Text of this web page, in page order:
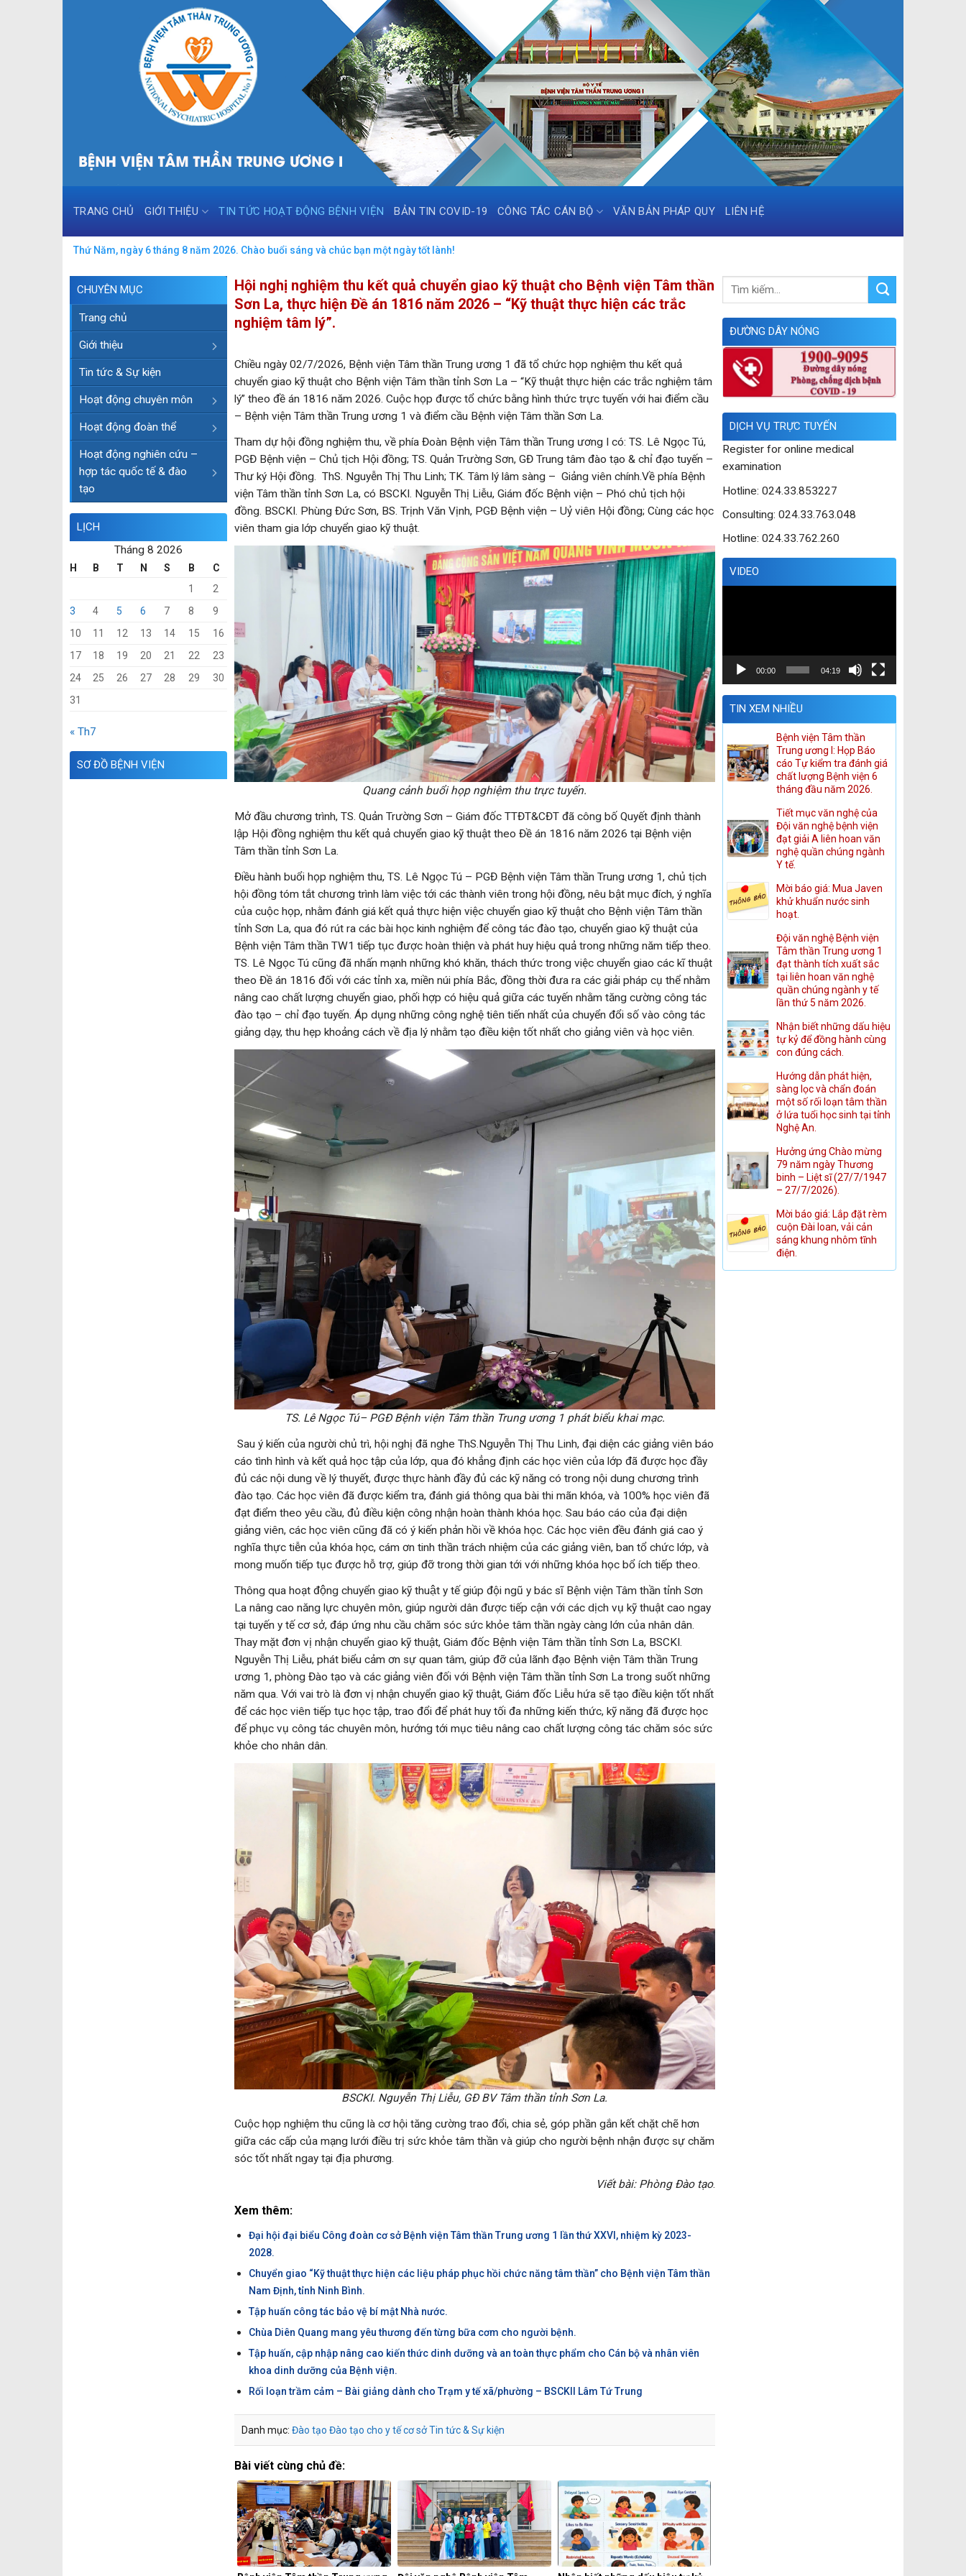
TRANG CHỦ GIỚI THIỆU TIN TỨC HOẠT ĐỘNG BỆNH VIỆN BẢN TIN COVID-19 CÔNG TÁC CÁN BỘ VĂN BẢN PHÁP QUY LIÊN HỆ
Thứ Năm, ngày 6 tháng 8 năm 2026. Chào buổi sáng và chúc bạn một ngày tốt lành!
CHUYÊN MỤC
Trang chủ
Giới thiệu
Tin tức & Sự kiện
Hoạt động chuyên môn
Hoạt động đoàn thể
Hoạt động nghiên cứu –
hợp tác quốc tế & đào
tạo
LỊCH
Tháng 8 2026
H B T N S B
C
1
2
3
4 5 6 7 8
9
10
11 12 13 14 15
16
17
18 19 20 21 22
23
24
25 26 27 28 29
30
31
« Th7
SƠ ĐỒ BỆNH VIỆN
Hội nghị nghiệm thu kết quả chuyển giao kỹ thuật cho Bệnh viện Tâm thần
Sơn La, thực hiện Đề án 1816 năm 2026 – “Kỹ thuật thực hiện các trắc
nghiệm tâm lý”.
Chiều ngày 02/7/2026, Bệnh viện Tâm thần Trung ương 1 đã tổ chức họp nghiệm thu kết quả
chuyển giao kỹ thuật cho Bệnh viện Tâm thần tỉnh Sơn La – “Kỹ thuật thực hiện các trắc nghiệm tâm
lý” theo đề án 1816 năm 2026. Cuộc họp được tổ chức bằng hình thức trực tuyến với hai điểm cầu
– Bệnh viện Tâm thần Trung ương 1 và điểm cầu Bệnh viện Tâm thần Sơn La.
Tham dự hội đồng nghiệm thu, về phía Đoàn Bệnh viện Tâm thần Trung ương I có: TS. Lê Ngọc Tú,
PGĐ Bệnh viện – Chủ tịch Hội đồng; TS. Quản Trường Sơn, GĐ Trung tâm đào tạo & chỉ đạo tuyến –
Thư ký Hội đồng. ThS. Nguyễn Thị Thu Linh; TK. Tâm lý lâm sàng – Giảng viên chính.Về phía Bệnh
viện Tâm thần tỉnh Sơn La, có BSCKI. Nguyễn Thị Liễu, Giám đốc Bệnh viện – Phó chủ tịch hội
đồng. BSCKI. Phùng Đức Sơn, BS. Trịnh Văn Vịnh, PGĐ Bệnh viện – Uỷ viên Hội đồng; Cùng các học
viên tham gia lớp chuyển giao kỹ thuật.
Quang cảnh buổi họp nghiệm thu trực tuyến.
Mở đầu chương trình, TS. Quản Trường Sơn – Giám đốc TTĐT&CĐT đã công bố Quyết định thành
lập Hội đồng nghiệm thu kết quả chuyển giao kỹ thuật theo Đề án 1816 năm 2026 tại Bệnh viện
Tâm thần tỉnh Sơn La.
Điều hành buổi họp nghiệm thu, TS. Lê Ngọc Tú – PGĐ Bệnh viện Tâm thần Trung ương 1, chủ tịch
hội đồng tóm tắt chương trình làm việc tới các thành viên trong hội đồng, nêu bật mục đích, ý nghĩa
của cuộc họp, nhằm đánh giá kết quả thực hiện việc chuyển giao kỹ thuật cho Bệnh viện Tâm thần
tỉnh Sơn La, qua đó rút ra các bài học kinh nghiệm để công tác đào tạo, chuyển giao kỹ thuật của
Bệnh viện Tâm thần TW1 tiếp tục được hoàn thiện và phát huy hiệu quả trong những năm tiếp theo.
TS. Lê Ngọc Tú cũng đã nhấn mạnh những khó khăn, thách thức trong việc chuyển giao các kĩ thuật
theo Đề án 1816 đối với các tỉnh xa, miền núi phía Bắc, đồng thời đưa ra các giải pháp cụ thể nhằm
nâng cao chất lượng chuyển giao, phối hợp có hiệu quả giữa các tuyến nhằm tăng cường công tác
đào tạo – chỉ đạo tuyến. Áp dụng những công nghệ tiên tiến nhất của chuyển đổi số vào công tác
giảng dạy, thu hẹp khoảng cách về địa lý nhằm tạo điều kiện tốt nhất cho giảng viên và học viên.
TS. Lê Ngọc Tú– PGĐ Bệnh viện Tâm thần Trung ương 1 phát biểu khai mạc.
Sau ý kiến của người chủ trì, hội nghị đã nghe ThS.Nguyễn Thị Thu Linh, đại diện các giảng viên báo
cáo tình hình và kết quả học tập của lớp, qua đó khẳng định các học viên của lớp đã được học đầy
đủ các nội dung về lý thuyết, được thực hành đầy đủ các kỹ năng có trong nội dung chương trình
đào tạo. Các học viên đã được kiểm tra, đánh giá thông qua bài thi mãn khóa, và 100% học viên đã
đạt điểm theo yêu cầu, đủ điều kiện công nhận hoàn thành khóa học. Sau báo cáo của đại diện
giảng viên, các học viên cũng đã có ý kiến phản hồi về khóa học. Các học viên đều đánh giá cao ý
nghĩa thực tiễn của khóa học, cám ơn tinh thần trách nhiệm của các giảng viên, ban tổ chức lớp, và
mong muốn tiếp tục được hỗ trợ, giúp đỡ trong thời gian tới với những khóa học bổ ích tiếp theo.
Thông qua hoạt động chuyển giao kỹ thuật y tế giúp đội ngũ y bác sĩ Bệnh viện Tâm thần tỉnh Sơn
La nâng cao năng lực chuyên môn, giúp người dân được tiếp cận với các dịch vụ kỹ thuật cao ngay
tại tuyến y tế cơ sở, đáp ứng nhu cầu chăm sóc sức khỏe tâm thần ngày càng lớn của nhân dân.
Thay mặt đơn vị nhận chuyển giao kỹ thuật, Giám đốc Bệnh viện Tâm thần tỉnh Sơn La, BSCKI.
Nguyễn Thị Liễu, phát biểu cảm ơn sự quan tâm, giúp đỡ của lãnh đạo Bệnh viện Tâm thần Trung
ương 1, phòng Đào tạo và các giảng viên đối với Bệnh viện Tâm thần tỉnh Sơn La trong suốt những
năm qua. Với vai trò là đơn vị nhận chuyển giao kỹ thuật, Giám đốc Liễu hứa sẽ tạo điều kiện tốt nhất
để các học viên tiếp tục học tập, trao đổi để phát huy tối đa những kiến thức, kỹ năng đã được học
để phục vụ công tác chuyên môn, hướng tới mục tiêu nâng cao chất lượng công tác chăm sóc sức
khỏe cho nhân dân.
BSCKI. Nguyễn Thị Liễu, GĐ BV Tâm thần tỉnh Sơn La.
Cuộc họp nghiệm thu cũng là cơ hội tăng cường trao đổi, chia sẻ, góp phần gắn kết chặt chẽ hơn
giữa các cấp của mạng lưới điều trị sức khỏe tâm thần và giúp cho người bệnh nhận được sự chăm
sóc tốt nhất ngay tại địa phương.
Viết bài: Phòng Đào tạo.
Xem thêm:
Đại hội đại biểu Công đoàn cơ sở Bệnh viện Tâm thần Trung ương 1 lần thứ XXVI, nhiệm kỳ 2023-
2028.
Chuyển giao “Kỹ thuật thực hiện các liệu pháp phục hồi chức năng tâm thần” cho Bệnh viện Tâm thần
Nam Định, tỉnh Ninh Bình.
Tập huấn công tác bảo vệ bí mật Nhà nước.
Chùa Diên Quang mang yêu thương đến từng bữa cơm cho người bệnh.
Tập huấn, cập nhập nâng cao kiến thức dinh dưỡng và an toàn thực phẩm cho Cán bộ và nhân viên
khoa dinh dưỡng của Bệnh viện.
Rối loạn trầm cảm – Bài giảng dành cho Trạm y tế xã/phường – BSCKII Lâm Tứ Trung
Danh mục: Đào tạo Đào tạo cho y tế cơ sởTin tức & Sự kiện
Bài viết cùng chủ đề:
ĐƯỜNG DÂY NÓNG
DỊCH VỤ TRỰC TUYẾN
Register for online medical
examination
Hotline: 024.33.853227
Consulting: 024.33.763.048
Hotline: 024.33.762.260
VIDEO
00:00 04:19
TIN XEM NHIỀU
Bệnh viện Tâm thần
Trung ương I: Họp Báo
cáo Tự kiểm tra đánh giá
chất lượng Bệnh viện 6
tháng đầu năm 2026.
Tiết mục văn nghệ của
Đội văn nghệ bệnh viện
đạt giải A liên hoan văn
nghệ quần chúng ngành
Y tế.
Mời báo giá: Mua Javen
khử khuẩn nước sinh
hoạt.
Đội văn nghệ Bệnh viện
Tâm thần Trung ương 1
đạt thành tích xuất sắc
tại liên hoan văn nghệ
quần chúng ngành y tế
lần thứ 5 năm 2026.
Nhận biết những dấu hiệu
tự kỷ để đồng hành cùng
con đúng cách.
Hướng dẫn phát hiện,
sàng lọc và chẩn đoán
một số rối loạn tâm thần
ở lứa tuổi học sinh tại tỉnh
Nghệ An.
Hưởng ứng Chào mừng
79 năm ngày Thương
binh – Liệt sĩ (27/7/1947
– 27/7/2026).
Mời báo giá: Lắp đặt rèm
cuộn Đài loan, vải cản
sáng khung nhôm tĩnh
điện.